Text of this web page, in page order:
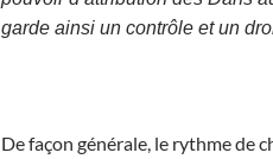
garde ainsi un contrôle et un
De façon générale, le rythme de